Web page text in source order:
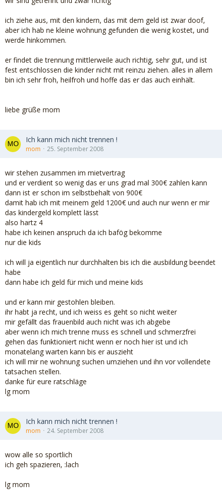
ich ziehe aus, mit den kindern, das mit dem geld ist zwar doof,
aber ich hab ne kleine wohnung gefunden die wenig kostet, und
werde hinkommen.
er findet die trennung mittlerweile auch richtig, sehr gut, und ist
fest entschlossen die kinder nicht mit reinzu ziehen. alles in allem
bin ich sehr froh, heilfroh und hoffe das er das auch einhält.
liebe grüße mom
Ich kann mich nicht trennen !
mom 25. September 2008
wir stehen zusammen im mietvertrag
und er verdient so wenig das er uns grad mal 300€ zahlen kann
dann ist er schon im selbstbehalt von 900€
damit hab ich mit meinem geld 1200€ und auch nur wenn er mir
das kindergeld komplett lässt
also hartz 4
habe ich keinen anspruch da ich bafög bekomme
nur die kids
ich will ja eigentlich nur durchhalten bis ich die ausbildung beendet
habe
dann habe ich geld für mich und meine kids
und er kann mir gestohlen bleiben.
ihr habt ja recht, und ich weiss es geht so nicht weiter
mir gefällt das frauenbild auch nicht was ich abgebe
aber wenn ich mich trenne muss es schnell und schmerzfrei
gehen das funktioniert nicht wenn er noch hier ist und ich
monatelang warten kann bis er auszieht
ich will mir ne wohnung suchen umziehen und ihn vor vollendete
tatsachen stellen.
danke für eure ratschläge
lg mom
Ich kann mich nicht trennen !
mom 24. September 2008
wow alle so sportlich
ich geh spazieren, :lach
lg mom